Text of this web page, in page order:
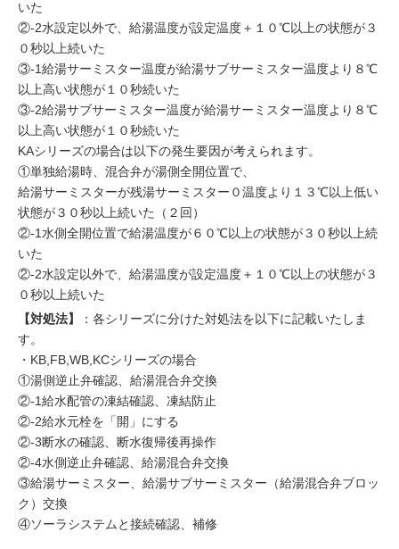
いた
②-2水設定以外で、給湯温度が設定温度＋１０℃以上の状態が３
０秒以上続いた
③-1給湯サーミスター温度が給湯サブサーミスター温度より８℃
以上高い状態が１０秒続いた
③-2給湯サブサーミスター温度が給湯サーミスター温度より８℃
以上高い状態が１０秒続いた
KAシリーズの場合は以下の発生要因が考えられます。
①単独給湯時、混合弁が湯側全開位置で、
給湯サーミスターが残湯サーミスター０温度より１３℃以上低い
状態が３０秒以上続いた（２回）
②-1水側全開位置で給湯温度が６０℃以上の状態が３０秒以上続
いた
②-2水設定以外で、給湯温度が設定温度＋１０℃以上の状態が３
０秒以上続いた
【対処法】
：各シリーズに分けた対処法を以下に記載いたしま
す。
・KB,FB,WB,KCシリーズの場合
①湯側逆止弁確認、給湯混合弁交換
②-1給水配管の凍結確認、凍結防止
②-2給水元栓を「開」にする
②-3断水の確認、断水復帰後再操作
②-4水側逆止弁確認、給湯混合弁交換
③給湯サーミスター、給湯サブサーミスター（給湯混合弁ブロッ
ク）交換
④ソーラシステムと接続確認、補修